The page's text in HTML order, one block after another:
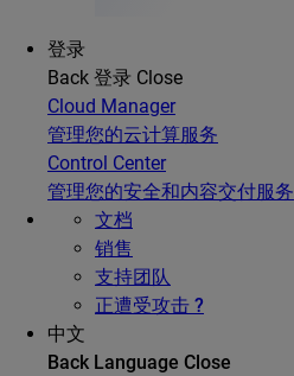
登录
Back 登录 Close
Cloud Manager
管理您的云计算服务
Control Center
管理您的安全和内容交付服务
文档
销售
支持团队
正遭受攻击 ?
中文
Back Language Close